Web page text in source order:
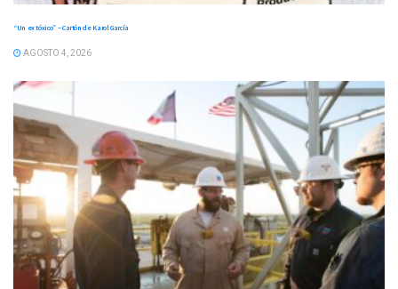
“Un ex tóxico” – Cartón de Karol García
AGOSTO 4, 2026